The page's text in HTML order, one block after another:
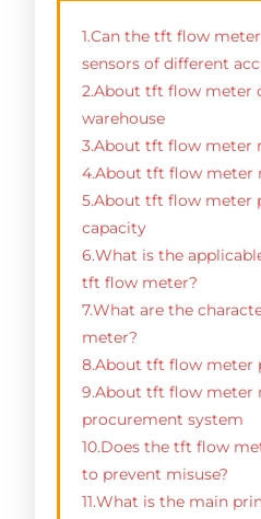
1.Can the tft flow
sensors of different
2.About tft flow meter
warehouse
3.About tft flow meter
4.About tft flow meter
5.About tft flow meter
capacity
6.What is the
tft flow meter?
7.What are the
meter?
8.About tft flow meter
9.About tft flow meter
procurement system
10.Does the tft flow
to prevent misuse?
11.What is the main